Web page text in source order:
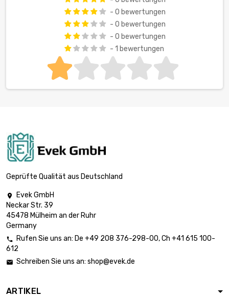
- 0 bewertungen
- 0 bewertungen
- 0 bewertungen
- 1 bewertungen
Geprüfte Qualität aus Deutschland

Evek GmbH
Neckar Str. 39
45478 Mülheim an der Ruhr
Germany
 Rufen Sie uns an: De +49 208 376-298-00, Ch +41 615 100-
612
 Schreiben Sie uns an: shop@evek.de
ARTIKEL